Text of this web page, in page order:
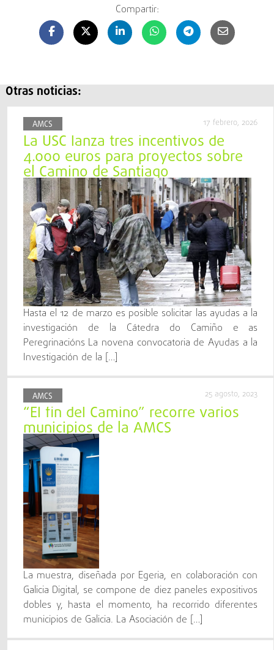
Compartir:
Otras noticias:
AMCS 17 febrero, 2026
La USC lanza tres incentivos de
4.000 euros para proyectos sobre
el Camino de Santiago
Hasta el 12 de marzo es posible solicitar las ayudas a la
investigación de la Cátedra do Camiño e as
Peregrinacións La novena convocatoria de Ayudas a la
Investigación de la […]
AMCS 25 agosto, 2023
“El fin del Camino” recorre varios
municipios de la AMCS
La muestra, diseñada por Egeria, en colaboración con
Galicia Digital, se compone de diez paneles expositivos
dobles y, hasta el momento, ha recorrido diferentes
municipios de Galicia. La Asociación de […]